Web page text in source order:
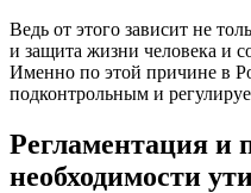
Ведь от этого зависит не
и защита жизни человека и
Именно по этой причине в
подконтрольным и
Регламентация и
необходимости